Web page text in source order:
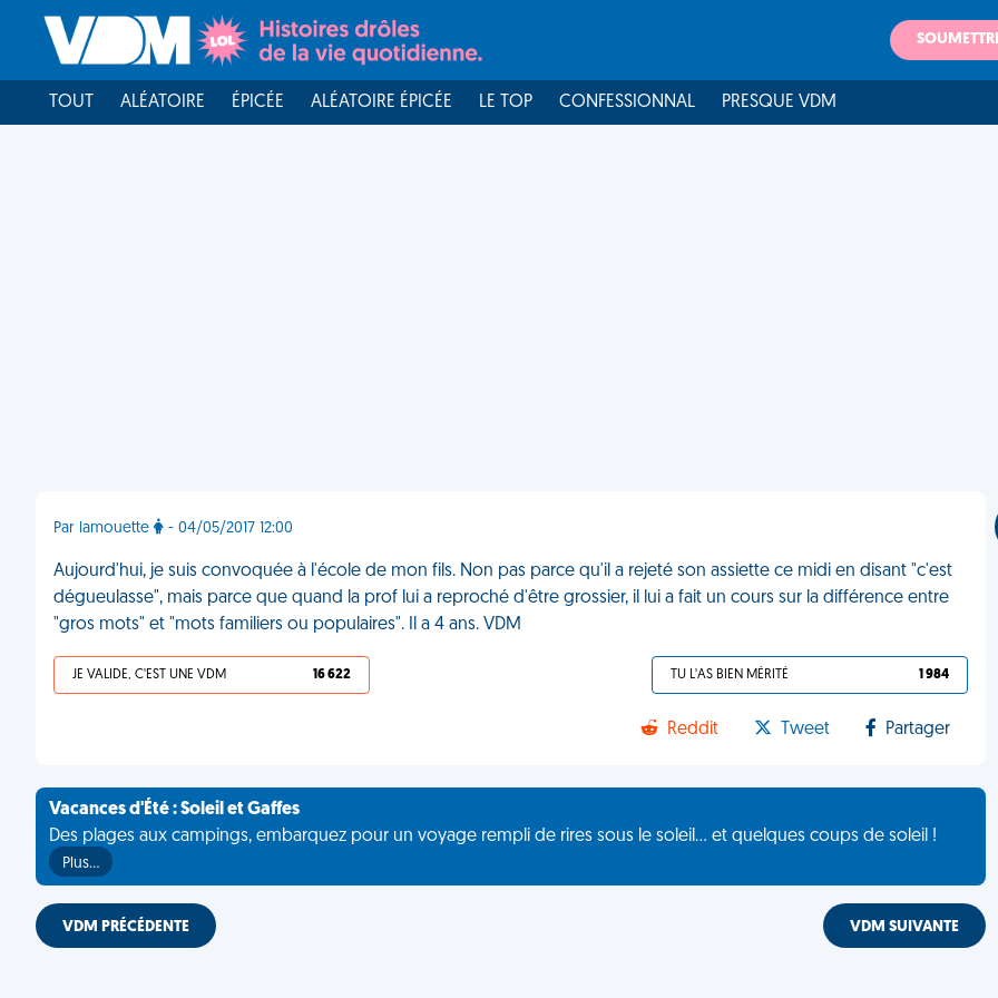
TOUT ALÉATOIRE ÉPICÉE ALÉATOIRE ÉPICÉE LE TOP CONFESSIONNAL PRESQUE VDM
Par lamouette - 04/05/2017 12:00
Aujourd'hui, je suis convoquée à l'école de mon fils. Non pas parce qu'il a rejeté son assiette ce midi en disant "c'est
dégueulasse", mais parce que quand la prof lui a reproché d'être grossier, il lui a fait un cours sur la différence entre
"gros mots" et "mots familiers ou populaires". Il a 4 ans. VDM
JE VALIDE, C'EST UNE VDM 16 622 TU L'AS BIEN MÉRITÉ 1 984
Reddit Tweet Partager
Vacances d'Été : Soleil et Gaffes
Des plages aux campings, embarquez pour un voyage rempli de rires sous le soleil... et quelques coups de soleil !
Plus…
VDM PRÉCÉDENTE VDM SUIVANTE